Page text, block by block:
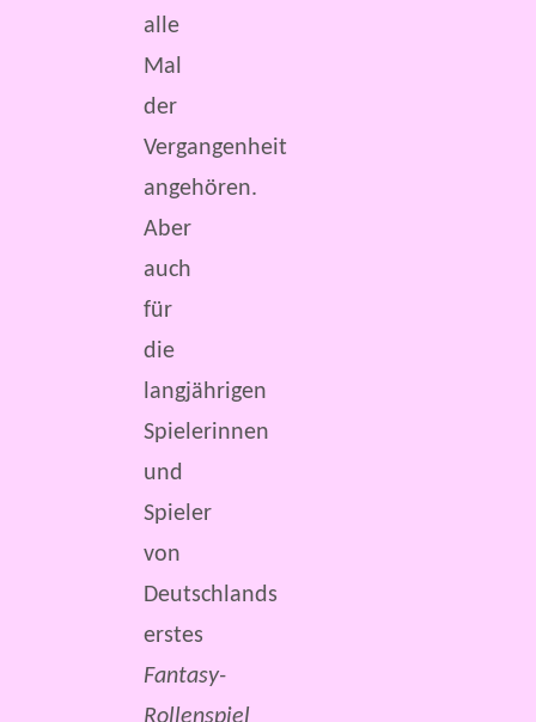
alle
Mal
der
Vergangenheit
angehören.
Aber
auch
für
die
langjährigen
Spielerinnen
und
Spieler
von
Deutschlands
erstes
Fantasy-